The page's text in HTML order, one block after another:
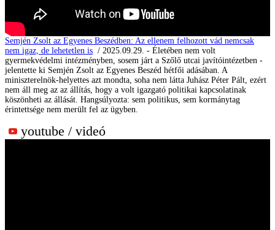
Semjén Zsolt az Egyenes Beszédben: Az ellenem felhozott vád nemcsak
nem igaz, de lehetetlen is / 2025.09.29. - Életében nem volt
gyermekvédelmi intézményben, sosem járt a Szőlő utcai javítóintézetben -
jelentette ki Semjén Zsolt az Egyenes Beszéd hétfői adásában. A
miniszterelnök-helyettes azt mondta, soha nem látta Juhász Péter Pált, ezért
nem áll meg az az állítás, hogy a volt igazgató politikai kapcsolatinak
köszönheti az állását. Hangsúlyozta: sem politikus, sem kormánytag
érintettsége nem merült fel az ügyben.
youtube / videó